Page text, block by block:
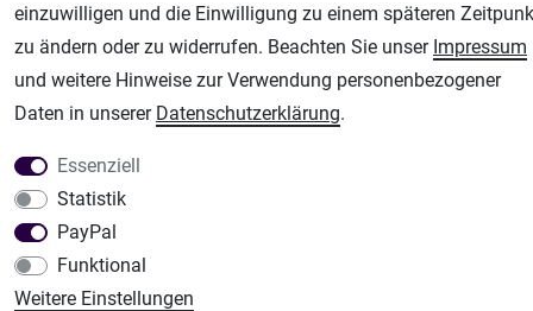
Küchen Zubehör - Haus/Garten - Tierbedarf
einzuwilligen und die Einwilligung zu einem späteren
zu ändern oder zu widerrufen. Beachten Sie unser Impressum
und weitere Hinweise zur Verwendung personenbezogener
Daten in unserer Daten­schutz­erklärung.
Essenziell
Statistik
PayPal
Funktional
Weitere Einstellungen